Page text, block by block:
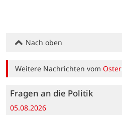
Nach oben
Weitere Nachrichten vom
Fragen an die Politik
05.08.2026